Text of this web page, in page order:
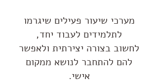
מערכי שיעור פעילים שיגרמו
לתלמידים לעבוד יחד,
לחשוב בצורה יצירתית ולאפשר
להם להתחבר לנושא ממקום
אישי.